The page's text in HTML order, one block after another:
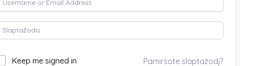
Keep me signed in Pamiršote slaptažodį?